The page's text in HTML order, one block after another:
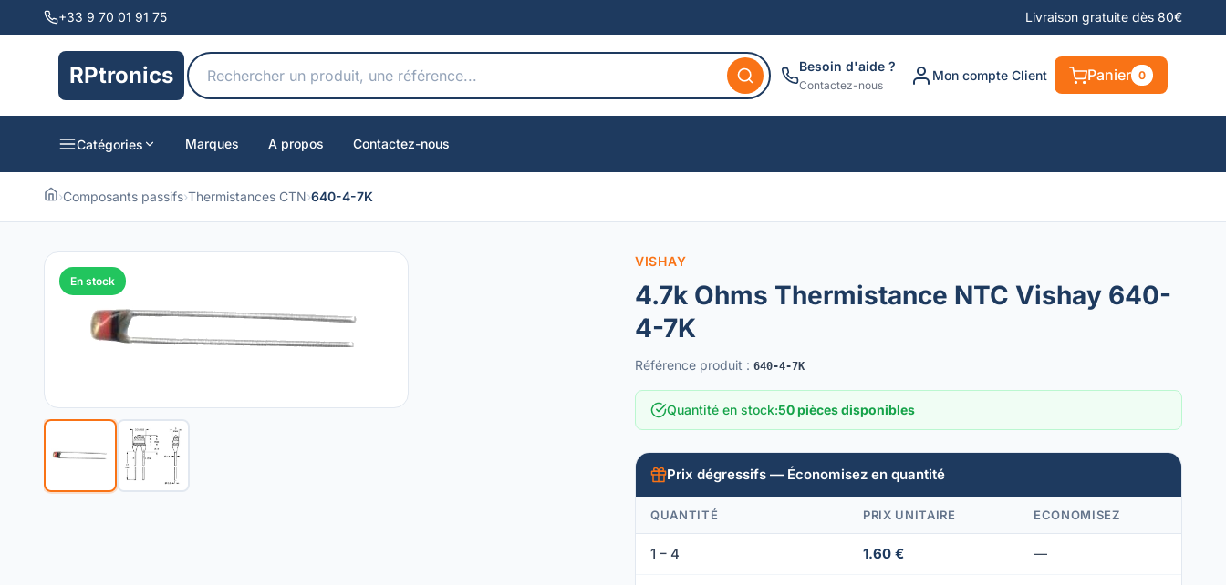
+33 9 70 01 91 75 Livraison gratuite dès 80€
RPtronics Besoin d'aide ?
Contactez-nous
Mon compte Client Panier 0
Catégories Marques A propos Contactez-nous
›Composants passifs›Thermistances CTN›640-4-7K
En stock
VISHAY
4.7k Ohms Thermistance NTC Vishay 640-
4-7K
Référence produit : 640-4-7K
Quantité en stock:50 pièces disponibles
Prix dégressifs — Économisez en quantité
QUANTITÉ PRIX UNITAIRE ECONOMISEZ
1 – 4 1.60 € —